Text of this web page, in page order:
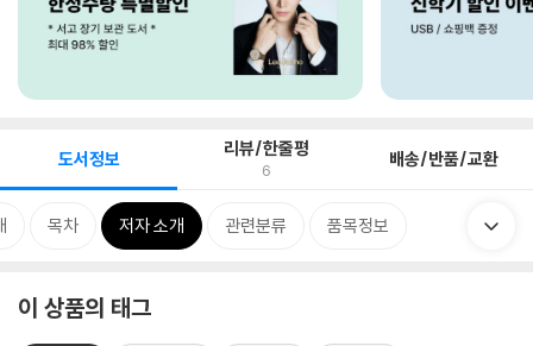
도서정보 리뷰/한줄평
6 배송/반품/교환
목차 저자 소개 관련분류 품목정보
이 상품의 태그